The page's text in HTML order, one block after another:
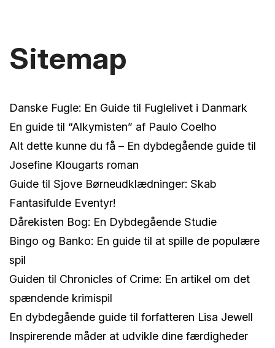
Sitemap
Danske Fugle: En Guide til Fuglelivet i Danmark
En guide til “Alkymisten” af Paulo Coelho
Alt dette kunne du få – En dybdegående guide til
Josefine Klougarts roman
Guide til Sjove Børneudklædninger: Skab
Fantasifulde Eventyr!
Dårekisten Bog: En Dybdegående Studie
Bingo og Banko: En guide til at spille de populære
spil
Guiden til Chronicles of Crime: En artikel om det
spændende krimispil
En dybdegående guide til forfatteren Lisa Jewell
Inspirerende måder at udvikle dine færdigheder